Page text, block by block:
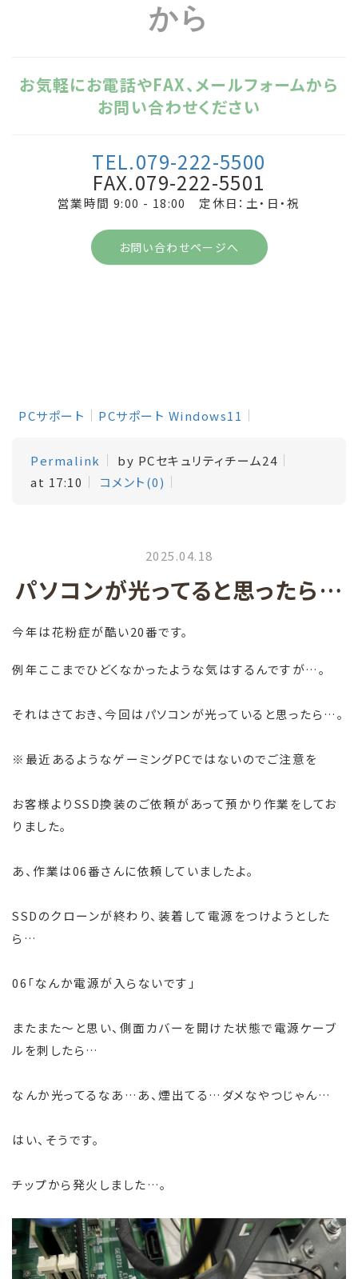
から
お気軽にお電話やFAX、メールフォームから
お問い合わせください
TEL.079-222-5500
FAX.079-222-5501
営業時間 9:00 - 18:00 定休日：土・日・祝
お問い合わせページへ
PCサポート PCサポート Windows11
Permalink
by PCセキュリティチーム24
at 17:10
コメント(0)
2025.04.18
パソコンが光ってると思ったら…
今年は花粉症が酷い20番です。
例年ここまでひどくなかったような気はするんですが…。
それはさておき、今回はパソコンが光っていると思ったら…。
※最近あるようなゲーミングPCではないのでご注意を
お客様よりSSD換装のご依頼があって預かり作業をしてお
りました。
あ、作業は06番さんに依頼していましたよ。
SSDのクローンが終わり、装着して電源をつけようとした
ら…
06「なんか電源が入らないです」
またまた～と思い、側面カバーを開けた状態で電源ケーブ
ルを刺したら…
なんか光ってるなあ…あ、煙出てる…ダメなやつじゃん…
はい、そうです。
チップから発火しました…。